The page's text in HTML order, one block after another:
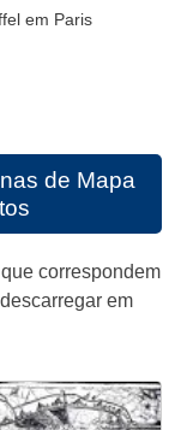
em Paris
de Mapa
correspondem
em